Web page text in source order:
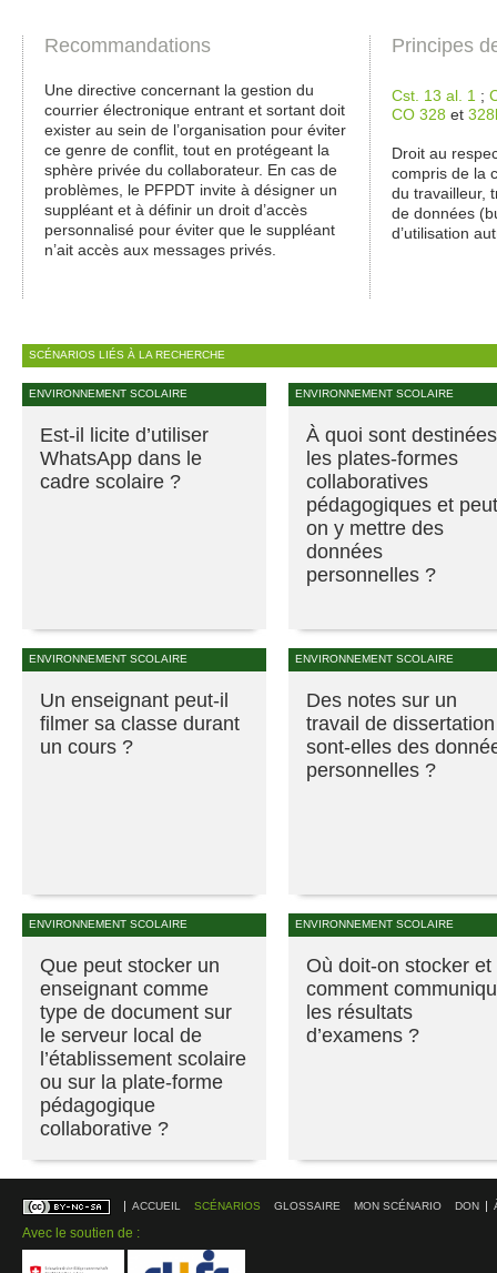
Recommandations
Une directive concernant la gestion du
courrier électronique entrant et sortant doit
exister au sein de l’organisation pour éviter
ce genre de conflit, tout en protégeant la
sphère privée du collaborateur. En cas de
problèmes, le PFPDT invite à désigner un
suppléant et à définir un droit d’accès
personnalisé pour éviter que le suppléant
n’ait accès aux messages privés.
Principes
Cst. 13 al. 1 ;
CO 328 et
Droit au
compris de la
du travailleur,
de données
d’utilisation
SCÉNARIOS LIÉS À LA RECHERCHE
ENVIRONNEMENT SCOLAIRE
Est-il licite d’utiliser
WhatsApp dans le
cadre scolaire ?
ENVIRONNEMENT SCOLAIRE
À quoi sont destinées
les plates-formes
collaboratives
pédagogiques et
on y mettre des
données
personnelles ?
ENVIRONNEMENT SCOLAIRE
Un enseignant peut-il
filmer sa classe durant
un cours ?
ENVIRONNEMENT SCOLAIRE
Des notes sur un
travail de dissertation
sont-elles des
personnelles ?
ENVIRONNEMENT SCOLAIRE
Que peut stocker un
enseignant comme
type de document sur
le serveur local de
l’établissement scolaire
ou sur la plate-forme
pédagogique
collaborative ?
ENVIRONNEMENT SCOLAIRE
Où doit-on stocker et
comment
les résultats
d’examens ?
ACCUEIL SCÉNARIOS GLOSSAIRE MON SCÉNARIO DON
Avec le soutien de :